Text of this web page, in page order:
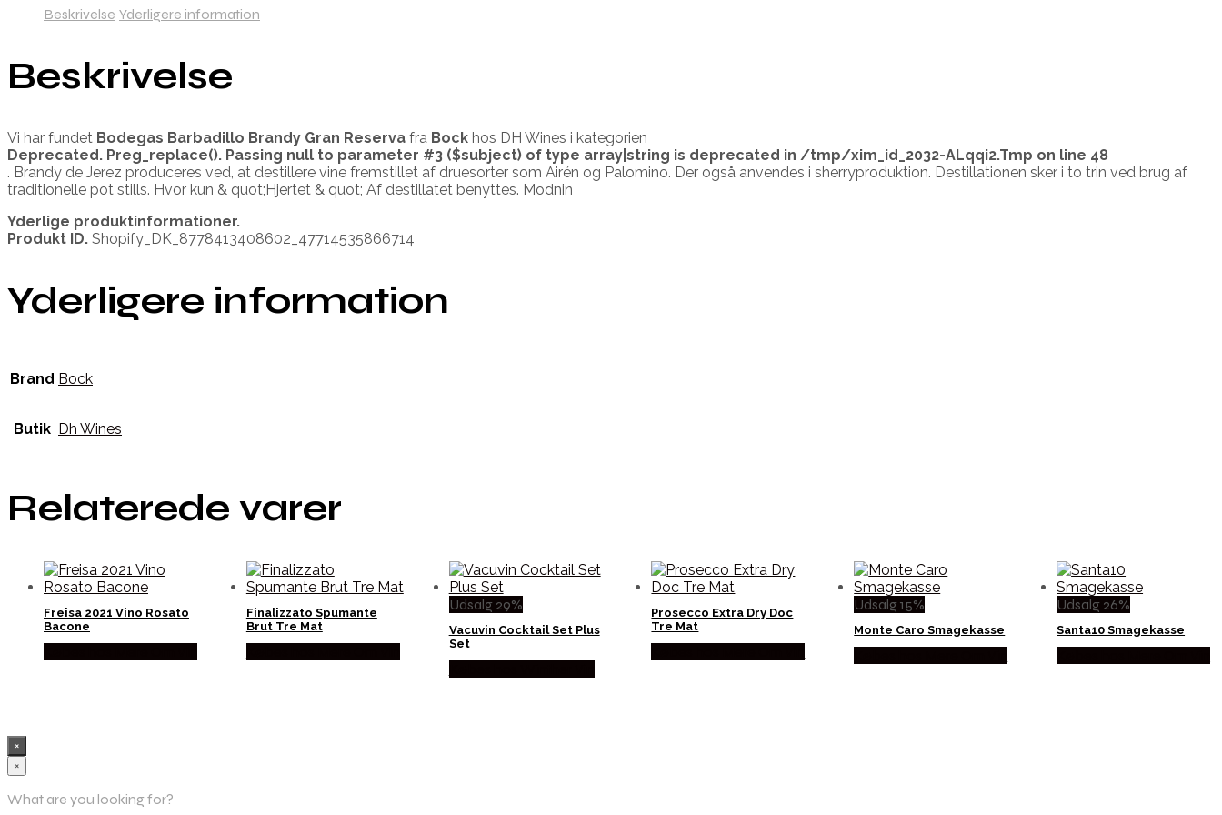
Beskrivelse Yderligere information
Beskrivelse
Vi har fundet Bodegas Barbadillo Brandy Gran Reserva fra Bock hos DH Wines i kategorien
Deprecated. Preg_replace(). Passing null to parameter #3 ($subject) of type array|string is deprecated in /tmp/xim_id_2032-ALqqi2.Tmp on line 48
. Brandy de Jerez produceres ved, at destillere vine fremstillet af druesorter som Airén og Palomino. Der også anvendes i sherryproduktion. Destillationen sker i to trin ved brug af
traditionelle pot stills. Hvor kun & quot;Hjertet & quot; Af destillatet benyttes. Modnin
Yderlige produktinformationer.
Produkt ID. Shopify_DK_8778413408602_47714535866714
Yderligere information
Brand Bock
Butik Dh Wines
Relaterede varer
Freisa 2021 Vino Rosato
Bacone
Finalizzato Spumante
Brut Tre Mat
Udsalg 29%
Vacuvin Cocktail Set Plus
Set
Prosecco Extra Dry Doc
Tre Mat
Udsalg 15%
Monte Caro Smagekasse
Udsalg 26%
Santa10 Smagekasse
×
×
What are you looking for?